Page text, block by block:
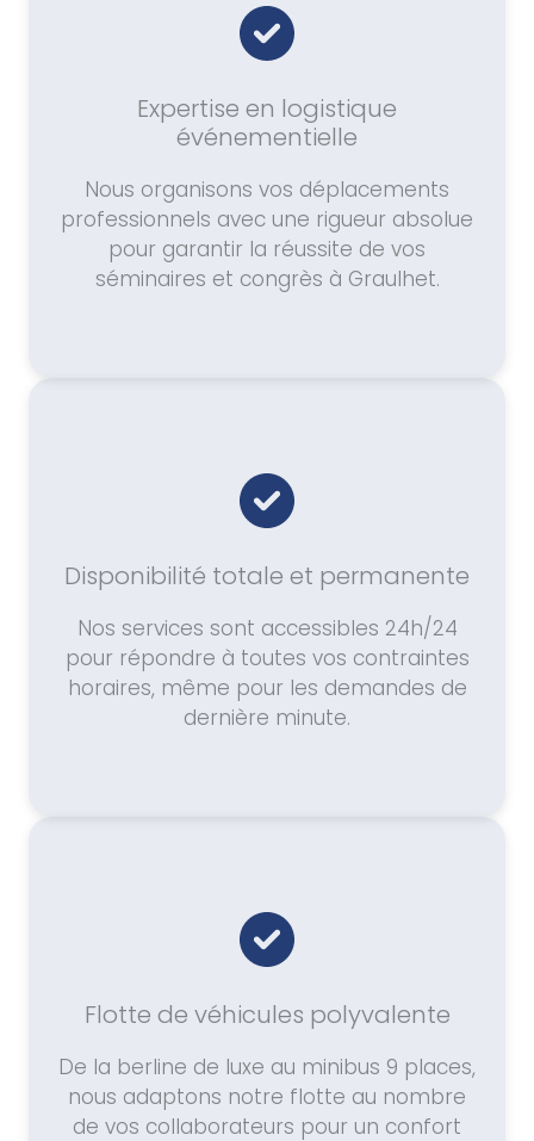
Expertise en logistique
événementielle
Nous organisons vos déplacements
professionnels avec une rigueur absolue
pour garantir la réussite de vos
séminaires et congrès à Graulhet.
Disponibilité totale et permanente
Nos services sont accessibles 24h/24
pour répondre à toutes vos contraintes
horaires, même pour les demandes de
dernière minute.
Flotte de véhicules polyvalente
De la berline de luxe au minibus 9 places,
nous adaptons notre flotte au nombre
de vos collaborateurs pour un confort